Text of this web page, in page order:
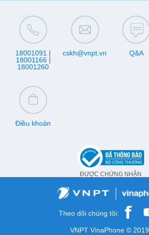
18001091 |
18001166|
18001260
cskh@vnpt.vn Q&A
Điều khoản
ĐƯỢC CHỨNG NHẬN
Theo dõi chúng tôi:
VNPT VinaPhone © 2019.